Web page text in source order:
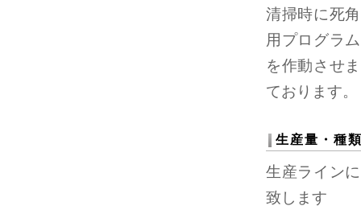
清掃時に死
用プログラ
を作動させ
ております。
生産量・種
生産ライン
致します